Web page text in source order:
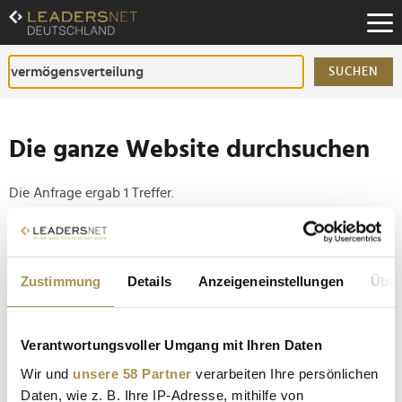
Zustimmung Details Anzeigeneinstellungen
Verantwortungsvoller Umgang mit Ihren Daten
Wir und unsere 58 Partner verarbeiten Ihre persönlichen
Daten, wie z. B. Ihre IP-Adresse, mithilfe von
Zum
Inhalt
Zur
Fußzeilen-
Navigation
SUCHEN
Die ganze Website durchsuchen
Die Anfrage ergab 1 Treffer.
Tipp
Seiten suchen, die genau diese Wortgruppe enthalten:
Vermögensstudie: Deutsche auf Platz drei